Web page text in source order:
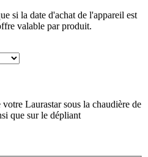
si la date d'achat de l'appareil est
valable par produit.
Laurastar sous la chaudière de
que sur le dépliant